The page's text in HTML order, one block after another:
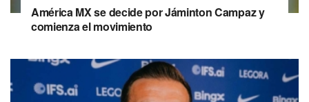
América MX se decide por Jáminton Campaz y
comienza el movimiento